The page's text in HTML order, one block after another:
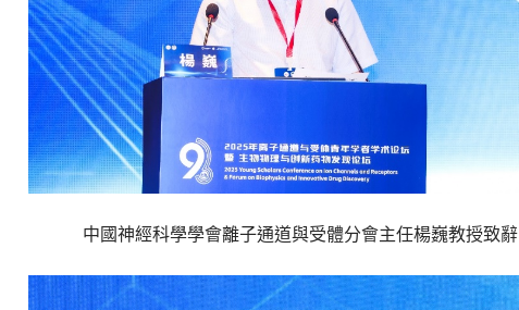
中國神經科學學會離子通道與受體分會主任楊巍教授致辭